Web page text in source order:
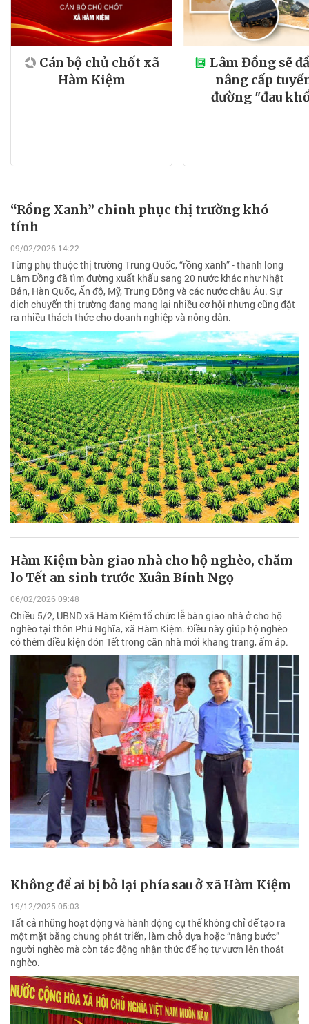
Cán bộ chủ chốt xã
Hàm Kiệm
Lâm Đồng sẽ
nâng cấp
đường "đau
“Rồng Xanh” chinh phục thị trường khó
tính
09/02/2026 14:22
Từng phụ thuộc thị trường Trung Quốc, “rồng xanh” - thanh long
Lâm Đồng đã tìm đường xuất khẩu sang 20 nước khác như Nhật
Bản, Hàn Quốc, Ấn độ, Mỹ, Trung Đông và các nước châu Âu. Sự
dịch chuyển thị trường đang mang lại nhiều cơ hội nhưng cũng đặt
ra nhiều thách thức cho doanh nghiệp và nông dân.
Hàm Kiệm bàn giao nhà cho hộ nghèo, chăm
lo Tết an sinh trước Xuân Bính Ngọ
06/02/2026 09:48
Chiều 5/2, UBND xã Hàm Kiệm tổ chức lễ bàn giao nhà ở cho hộ
nghèo tại thôn Phú Nghĩa, xã Hàm Kiệm. Điều này giúp hộ nghèo
có thêm điều kiện đón Tết trong căn nhà mới khang trang, ấm áp.
Không để ai bị bỏ lại phía sau ở xã Hàm Kiệm
19/12/2025 05:03
Tất cả những hoạt động và hành động cụ thể không chỉ để tạo ra
một mặt bằng chung phát triển, làm chỗ dựa hoặc “nâng bước”
người nghèo mà còn tác động nhận thức để họ tự vươn lên thoát
nghèo.